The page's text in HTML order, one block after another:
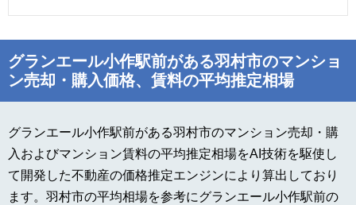
グランエール小作駅前がある羽村市のマンショ
ン売却・購入価格、賃料の平均推定相場
グランエール小作駅前がある羽村市のマンション売却・購
入およびマンション賃料の平均推定相場をAI技術を駆使し
て開発した不動産の価格推定エンジンにより算出しており
ます。羽村市の平均相場を参考にグランエール小作駅前の